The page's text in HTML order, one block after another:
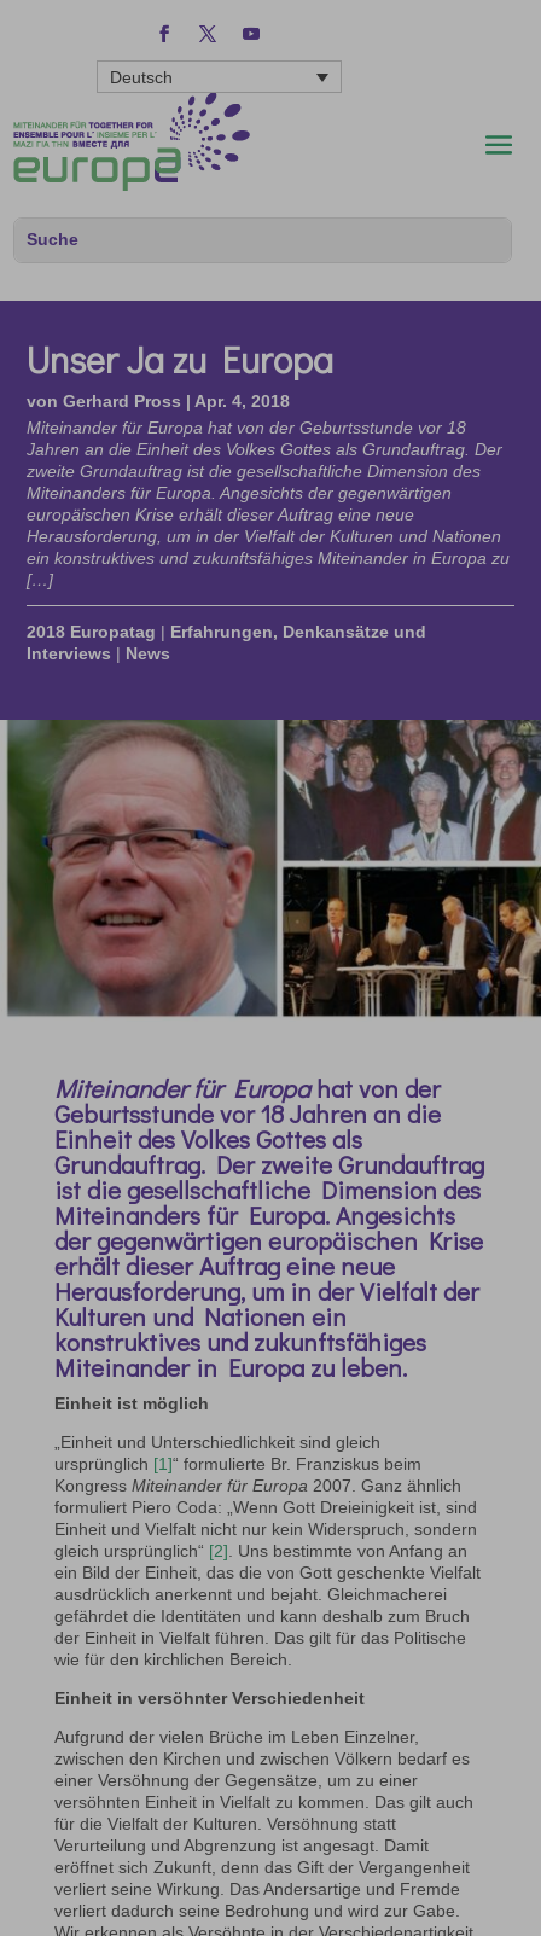
Deutsch
Unser Ja zu Europa
vonGerhard Pross | Apr. 4, 2018
Miteinander für Europa hat von der Geburtsstunde vor 18
Jahren an die Einheit des Volkes Gottes als Grundauftrag. Der
zweite Grundauftrag ist die gesellschaftliche Dimension des
Miteinanders für Europa. Angesichts der gegenwärtigen
europäischen Krise erhält dieser Auftrag eine neue
Herausforderung, um in der Vielfalt der Kulturen und Nationen
ein konstruktives und zukunftsfähiges Miteinander in Europa zu
[…]
2018 Europatag | Erfahrungen, Denkansätze und
Interviews | News
Miteinander für Europahat von der
Geburtsstunde vor 18 Jahren an die
Einheit des Volkes Gottes als
Grundauftrag. Der zweite Grundauftrag
ist die gesellschaftliche Dimension des
Miteinanders für Europa. Angesichts
der gegenwärtigen europäischen Krise
erhält dieser Auftrag eine neue
Herausforderung, um in der Vielfalt der
Kulturen und Nationen ein
konstruktives und zukunftsfähiges
Miteinander in Europa zu leben.
Einheit ist möglich
„Einheit und Unterschiedlichkeit sind gleich
ursprünglich [1]“ formulierte Br. Franziskus beim
Kongress Miteinander für Europa 2007. Ganz ähnlich
formuliert Piero Coda: „Wenn Gott Dreieinigkeit ist, sind
Einheit und Vielfalt nicht nur kein Widerspruch, sondern
gleich ursprünglich“ [2] . Uns bestimmte von Anfang an
ein Bild der Einheit, das die von Gott geschenkte Vielfalt
ausdrücklich anerkennt und bejaht. Gleichmacherei
gefährdet die Identitäten und kann deshalb zum Bruch
der Einheit in Vielfalt führen. Das gilt für das Politische
wie für den kirchlichen Bereich.
Einheit in versöhnter Verschiedenheit
Aufgrund der vielen Brüche im Leben Einzelner,
zwischen den Kirchen und zwischen Völkern bedarf es
einer Versöhnung der Gegensätze, um zu einer
versöhnten Einheit in Vielfalt zu kommen. Das gilt auch
für die Vielfalt der Kulturen. Versöhnung statt
Verurteilung und Abgrenzung ist angesagt. Damit
eröffnet sich Zukunft, denn das Gift der Vergangenheit
verliert seine Wirkung. Das Andersartige und Fremde
verliert dadurch seine Bedrohung und wird zur Gabe.
Wir erkennen als Versöhnte in der Verschiedenartigkeit